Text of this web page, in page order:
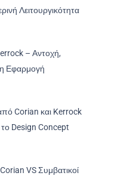
Λειτουργικότητα
– Αντοχή,
Εφαρμογή
Corian και Kerrock
Design Concept
VS Συμβατικοί